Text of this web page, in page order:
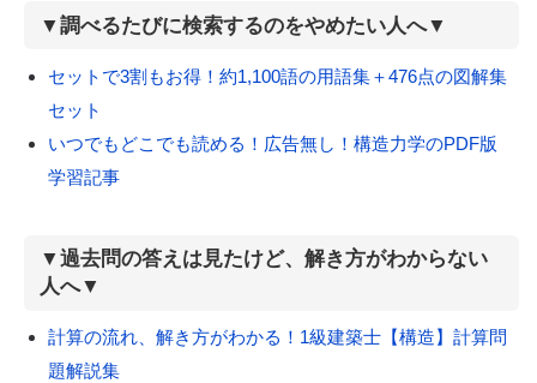
▼調べるたびに検索するのをやめたい人へ▼
セットで3割もお得！約1,100語の用語集＋476点の図解集
セット
いつでもどこでも読める！広告無し！構造力学のPDF版
学習記事
▼過去問の答えは見たけど、解き方がわからない
人へ▼
計算の流れ、解き方がわかる！1級建築士【構造】計算問
題解説集